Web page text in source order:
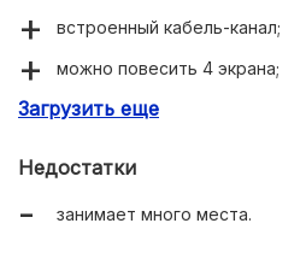
встроенный кабель-канал;
можно повесить 4 экрана;
выполнен из стали;
Загрузить еще
Недостатки
занимает много места.